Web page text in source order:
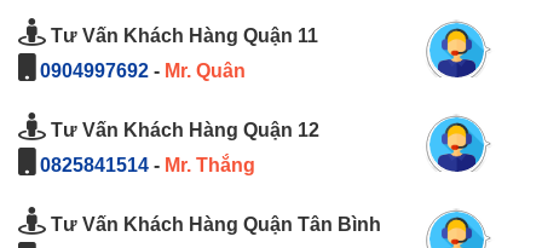
Tư Vấn Khách Hàng Quận 11
0904997692 - Mr. Quân
Tư Vấn Khách Hàng Quận 12
0825841514 - Mr. Thắng
Tư Vấn Khách Hàng Quận Tân Bình